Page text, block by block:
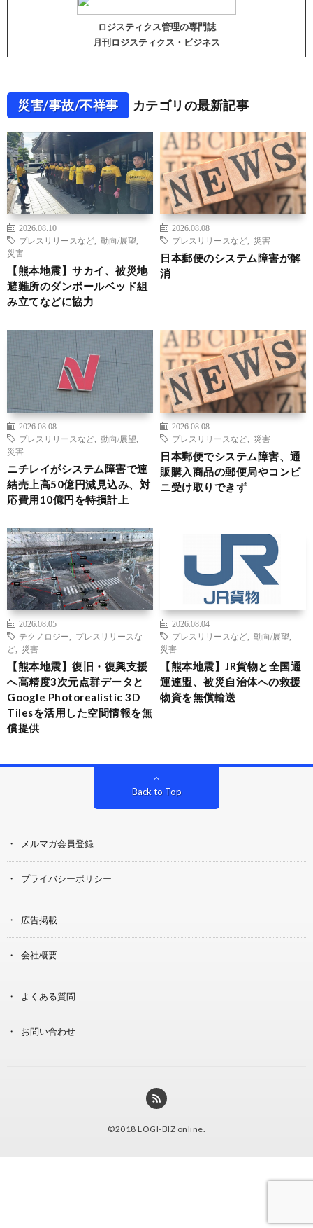
ロジスティクス管理の専門誌
月刊ロジスティクス・ビジネス
災害/事故/不祥事 カテゴリの最新記事
2026.08.10
プレスリリースなど
動向/展望
災害
【熊本地震】サカイ、被災地
避難所のダンボールベッド組
み立てなどに協力
2026.08.08
プレスリリースなど
災害
日本郵便のシステム障害が解
消
2026.08.08
プレスリリースなど
動向/展望
災害
ニチレイがシステム障害で連
結売上高50億円減見込み、対
応費用10億円を特損計上
2026.08.08
プレスリリースなど
災害
日本郵便でシステム障害、通
販購入商品の郵便局やコンビ
ニ受け取りできず
2026.08.05
テクノロジー
プレスリリースな
ど
災害
【熊本地震】復旧・復興支援
へ高精度3次元点群データと
Google Photorealistic 3D
Tilesを活用した空間情報を無
償提供
2026.08.04
プレスリリースなど
動向/展望
災害
【熊本地震】JR貨物と全国通
運連盟、被災自治体への救援
物資を無償輸送
Back to Top
メルマガ会員登録
プライバシーポリシー
広告掲載
会社概要
よくある質問
お問い合わせ
©2018 LOGI-BIZ online.